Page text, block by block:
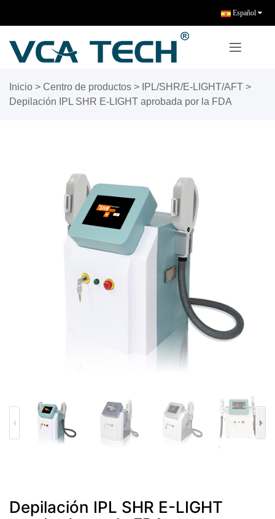
Español
Inicio > Centro de productos > IPL/SHR/E-LIGHT/AFT >
Depilación IPL SHR E-LIGHT aprobada por la FDA
Depilación IPL SHR E-LIGHT